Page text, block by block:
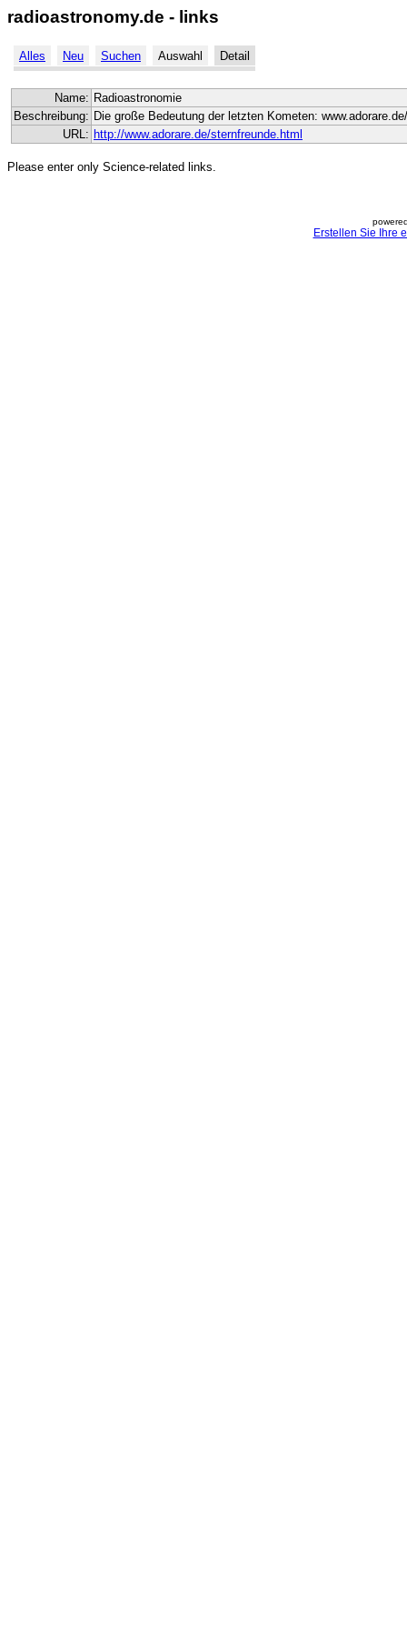
radioastronomy.de - links
Alles Neu Suchen Auswahl Detail
Name: Radioastronomie
Beschreibung: Die große Bedeutung der letzten Kometen:
URL: http://www.adorare.de/sternfreunde.html
Please enter only Science-related links.
Erstellen Sie Ihre